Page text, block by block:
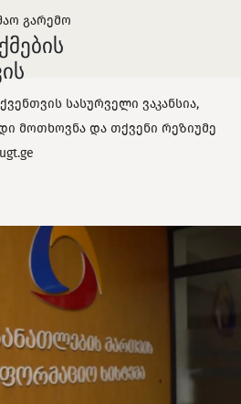
გარემო
სასურველი ვაკანსია,
მოთხოვნა და თქვენი რეზიუმე